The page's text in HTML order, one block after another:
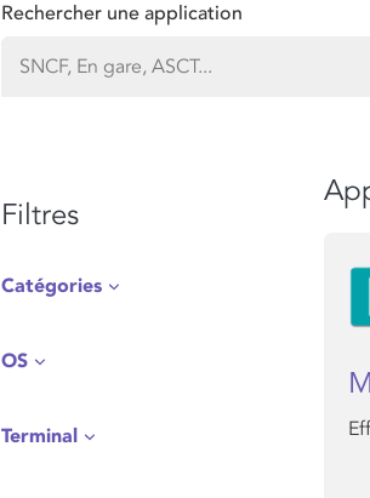
Rechercher une application
Filtres
Catégories
OS
Terminal